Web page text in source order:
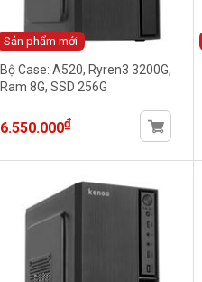
Sản phẩm mới
Bộ Case: A520, Ryren3 3200G,
Ram 8G, SSD 256G
6.550.000₫